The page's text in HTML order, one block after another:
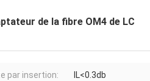
de la fibre OM4 de LC
par insertion: IL<0.3db